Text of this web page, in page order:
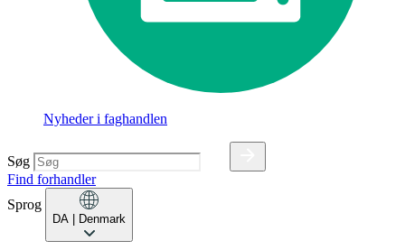
Nyheder i faghandlen
Søg
Find forhandler
Sprog
DA | Denmark